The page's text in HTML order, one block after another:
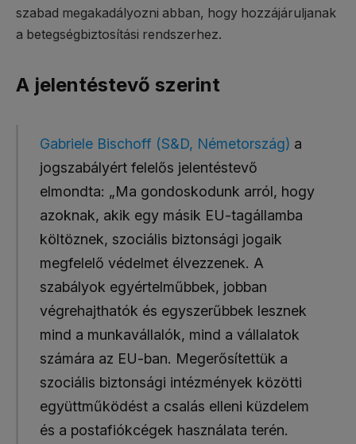
szabad megakadályozni abban, hogy hozzájáruljanak
a betegségbiztosítási rendszerhez.
A jelentéstevő szerint
Gabriele Bischoff (S&D, Németország) a
jogszabályért felelős jelentéstevő
elmondta: „Ma gondoskodunk arról, hogy
azoknak, akik egy másik EU-tagállamba
költöznek, szociális biztonsági jogaik
megfelelő védelmet élvezzenek. A
szabályok egyértelműbbek, jobban
végrehajthatók és egyszerűbbek lesznek
mind a munkavállalók, mind a vállalatok
számára az EU-ban. Megerősítettük a
szociális biztonsági intézmények közötti
együttműködést a csalás elleni küzdelem
és a postafiókcégek használata terén.